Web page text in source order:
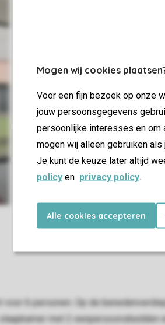
Mogen wij cookies
Voor een fijn bezoek op onze
jouw persoonsgegevens
persoonlijke interesses en om
mogen wij alleen gebruiken
Je kunt de keuze later altijd
policy en privacy policy.
Alle cookies accepteren
6 personen. Op de
met 2